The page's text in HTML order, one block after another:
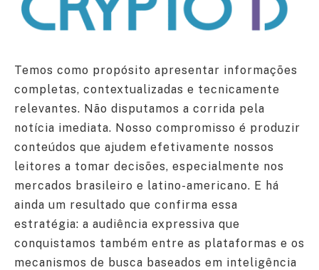
Temos como propósito apresentar informações
completas, contextualizadas e tecnicamente
relevantes. Não disputamos a corrida pela
notícia imediata. Nosso compromisso é produzir
conteúdos que ajudem efetivamente nossos
leitores a tomar decisões, especialmente nos
mercados brasileiro e latino-americano. E há
ainda um resultado que confirma essa
estratégia: a audiência expressiva que
conquistamos também entre as plataformas e os
mecanismos de busca baseados em inteligência